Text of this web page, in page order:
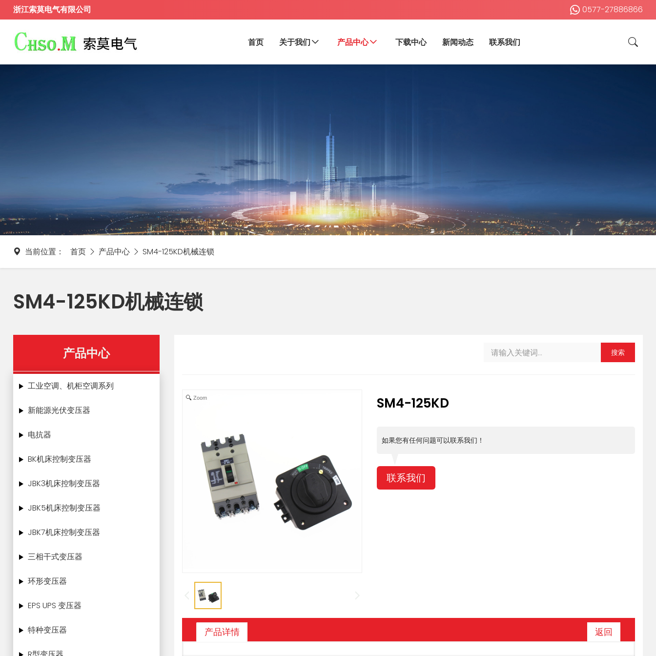
浙江索莫电气有限公司 0577-27886866
首页 关于我们 产品中心 下载中心 新闻动态 联系我们
当前位置： 首页 产品中心 SM4-125KD机械连锁
SM4-125KD机械连锁
产品中心
工业空调、机柜空调系列
新能源光伏变压器
电抗器
BK机床控制变压器
JBK3机床控制变压器
JBK5机床控制变压器
JBK7机床控制变压器
三相干式变压器
环形变压器
EPS UPS 变压器
特种变压器
搜索
Zoom SM4-125KD
如果您有任何问题可以联系我们！
联系我们
产品详情 返回